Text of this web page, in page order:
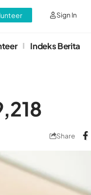
Sign In
Indeks Berita
Share